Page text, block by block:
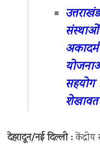
सहयोग
शेखावत
देहरादून/नई दिल्ली :केंद्रीय